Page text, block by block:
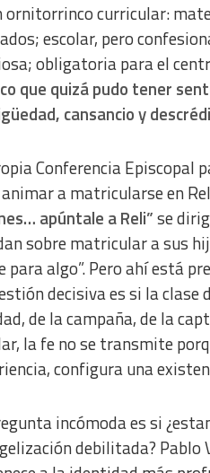
ornitorrinco curricular:
escolar, pero
obligatoria para el
que quizá pudo tener
cansancio y
Conferencia Episcopal
a matricularse en
apúntale a Reli”se
sobre matricular a sus
para algo”. Pero ahí está
decisiva es si la clase
de la campaña, de la
la fe no se transmite
configura una
incómoda es si
debilitada? Pablo